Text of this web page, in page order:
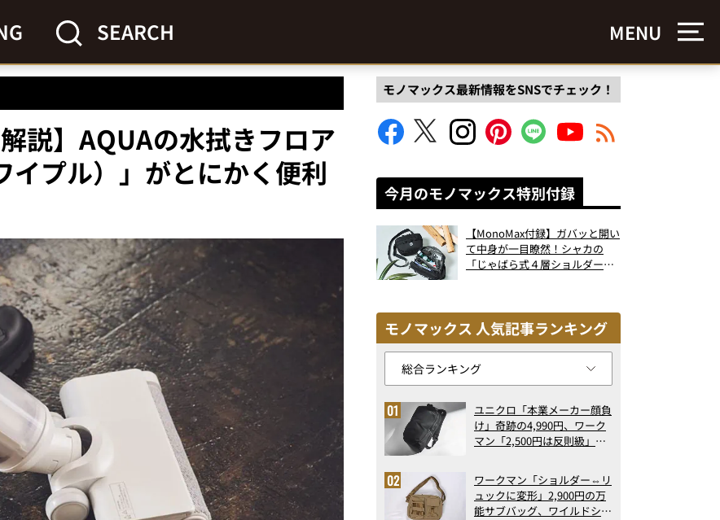
SEARCH MENU
説】AQUAの水拭きフロア
イプル）」がとにかく便利
モノマックス最新情報をSNSでチェック！
今月のモノマックス特別付録
【MonoMax付録】ガバッと開い
て中身が一目瞭然！シャカの
「じゃばら式４層ショルダーバ
モノマックス 人気記事ランキング
ユニクロ「本業メーカー顔負
け」奇跡の4,990円、ワーク
マン「2,500円は反則級」凄
ト3】（2026年6月版）
ワークマン「ショルダー⇔リ
ュックに変形」2,900円の万
能サブバッグ、ワイルドシン